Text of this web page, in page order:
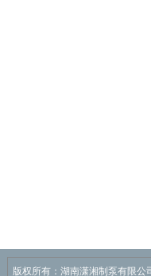
版权所有：湖南潇湘制泵有限公